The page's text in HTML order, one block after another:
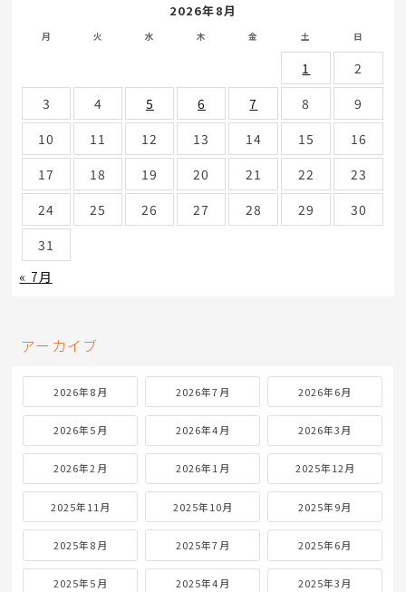
2026年8月
月 火 水 木 金 土 日
1
2
3
4 5 6 7 8
9
10
11 12 13 14 15
16
17
18 19 20 21 22
23
24
25 26 27 28 29
30
31
« 7月
アーカイブ
2026年8月 2026年7月 2026年6月
2026年5月 2026年4月 2026年3月
2026年2月 2026年1月 2025年12月
2025年11月 2025年10月 2025年9月
2025年8月 2025年7月 2025年6月
2025年5月 2025年4月 2025年3月